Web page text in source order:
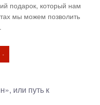
подарок, который нам
мы можем позволить
-